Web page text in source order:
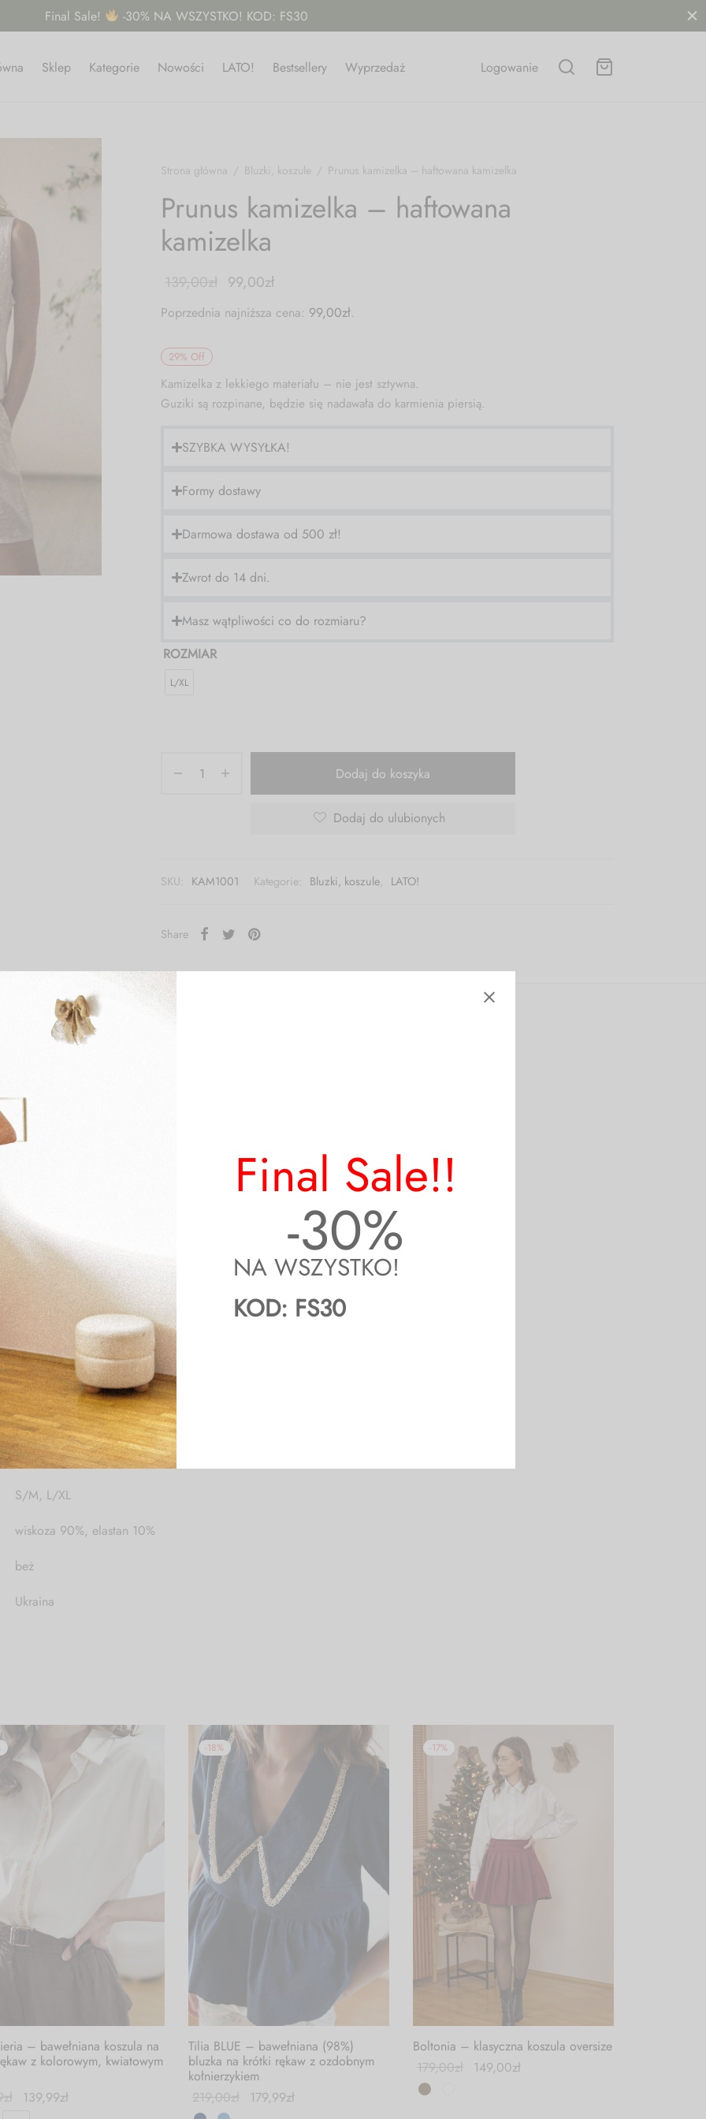
Final Sale!!
-30%
NA WSZYSTKO!
KOD: FS30
Final Sale! -30% NA WSZYSTKO! KOD: FS30
Sklep Kategorie Nowości LATO! Bestsellery Wyprzedaż Logowanie
Strona główna / Bluzki, koszule / Prunus kamizelka – haftowana kamizelka
Prunus kamizelka – haftowana
kamizelka
139,00zł 99,00zł
Poprzednia najniższa cena: 99,00zł.
29% Off
Kamizelka z lekkiego materiału – nie jest sztywna.
Guziki są rozpinane, będzie się nadawała do karmienia piersią.
SZYBKA WYSYŁKA!
Formy dostawy
Darmowa dostawa od 500 zł!
Zwrot do 14 dni.
Masz wątpliwości co do rozmiaru?
ROZMIAR
L/XL
Dodaj do koszyka
Dodaj do ulubionych
SKU: KAM1001 Kategorie: Bluzki, koszule, LATO!
Share
ok.48cm
do ok.53cm
ok.50cm
na co dzień nosi rozmiar XS/S, na zdjęciach rozmiar S/M.
S/M, L/XL
wiskoza 90%, elastan 10%
beż
Ukraina
– bawełniana koszula na
z kolorowym, kwiatowym
zł 139,99zł
-18%
Tilia BLUE – bawełniana (98%)
bluzka na krótki rękaw z ozdobnym
kołnierzykiem
219,00zł 179,99zł
-17%
Boltonia – klasyczna koszula oversize
179,00zł 149,00zł